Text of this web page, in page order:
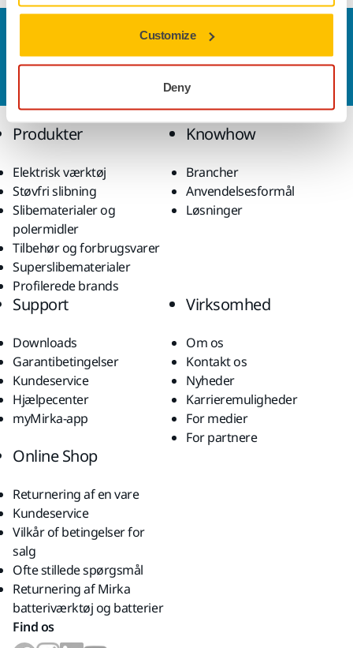
Customize
Deny
Vil du gerne vide mere?Kontakt os,så vil vores
Produkter
Elektrisk værktøj
Støvfri slibning
Slibematerialer og
polermidler
Tilbehør og forbrugsvarer
Superslibematerialer
Profilerede brands
Knowhow
Brancher
Anvendelsesformål
Løsninger
Support
Downloads
Garantibetingelser
Kundeservice
Hjælpecenter
myMirka-app
Virksomhed
Om os
Kontakt os
Nyheder
Karrieremuligheder
For medier
For partnere
Online Shop
Returnering af en vare
Kundeservice
Vilkår of betingelser for
salg
Ofte stillede spørgsmål
Returnering af Mirka
batteriværktøj og batterier
Find os